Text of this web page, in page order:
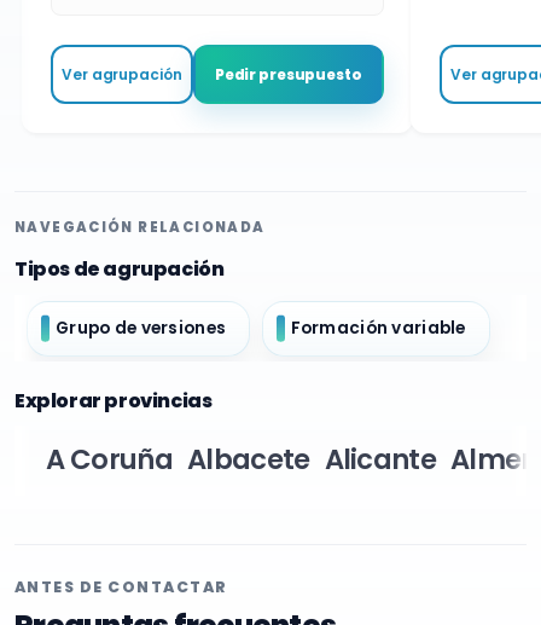
Ver agrupación Pedir presupuesto Ver
NAVEGACIÓN RELACIONADA
Tipos de agrupación
Grupo de versiones Formación variable
Explorar provincias
A Coruña Albacete Alicante
ANTES DE CONTACTAR